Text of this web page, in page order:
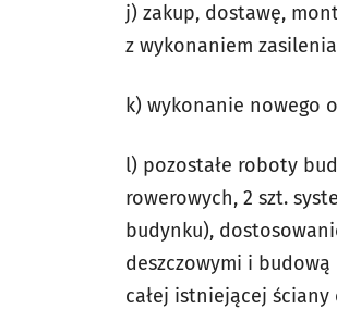
j) zakup, dostawę,
z wykonaniem
k) wykonanie nowego
l) pozostałe roboty
rowerowych, 2 szt.
budynku),
deszczowymi i
całej istniejącej